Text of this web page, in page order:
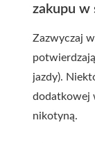
zakupu w
Zazwyczaj
jazdy).
dodatkowej
nikotyną.